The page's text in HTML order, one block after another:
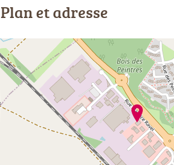
Plan et adresse